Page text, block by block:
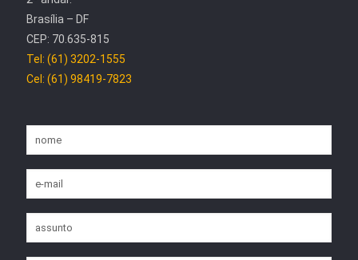
Brasília – DF
CEP: 70.635-815
Tel: (61) 3202-1555
Cel: (61) 98419-7823